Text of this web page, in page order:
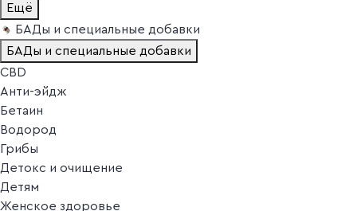
Ещё
БАДы и специальные добавки
БАДы и специальные добавки
CBD
Анти-эйдж
Бетаин
Водород
Грибы
Детокс и очищение
Детям
Женское здоровье